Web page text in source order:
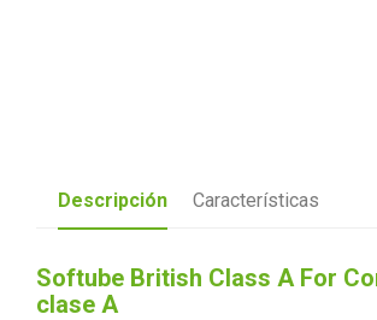
Descripción Características
Softube British Class A For
clase A